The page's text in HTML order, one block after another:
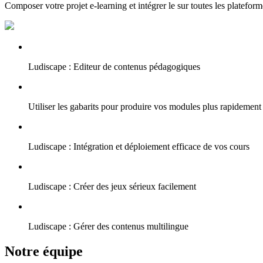
Composer votre projet e-learning et intégrer le sur toutes les
Ludiscape : Editeur de contenus pédagogiques
Utiliser les gabarits pour produire vos modules plus rapidement
Ludiscape : Intégration et déploiement efficace de vos cours
Ludiscape : Créer des jeux sérieux facilement
Ludiscape : Gérer des contenus multilingue
Notre équipe